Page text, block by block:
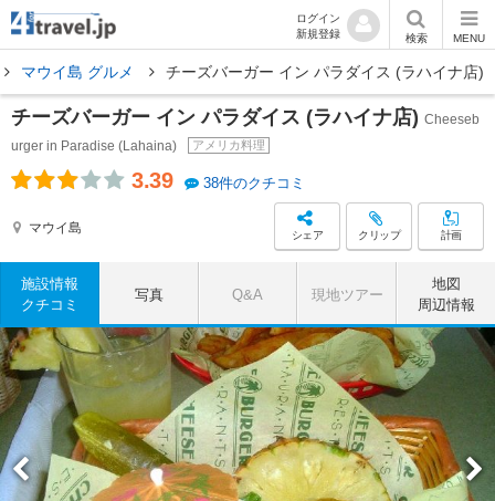
ログイン
新規登録
検索 MENU
マウイ島 グルメ チーズバーガー イン パラダイス (ラハイナ店)
チーズバーガー イン パラダイス (ラハイナ店) Cheeseb
urger in Paradise (Lahaina)
アメリカ料理
3.39 38件のクチコミ
マウイ島 シェア クリップ 計画
施設情報
クチコミ
写真 Q&A 現地ツアー
地図
周辺情報